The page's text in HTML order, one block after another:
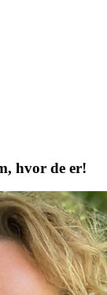
hvor de er!